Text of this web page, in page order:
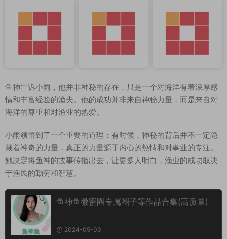
鱼神告诉小雨，他并非神秘的存在，只是一个对海洋有着深厚感
情和丰富经验的渔夫。他的成功并非来自神秘力量，而是来自对
海洋的尊重和对渔业的热爱。
小雨领悟到了一个重要的道理：有时候，神秘的背后并不一定隐
藏着神奇的力量，真正的力量源于内心的热情和对事业的专注。
她决定将鱼神的故事传播出去，让更多人明白，渔业的成功取决
于渔民的勤劳和智慧。
鱼神鱼微密圈专属圈子等作品合集(高质量)
2024-05-09